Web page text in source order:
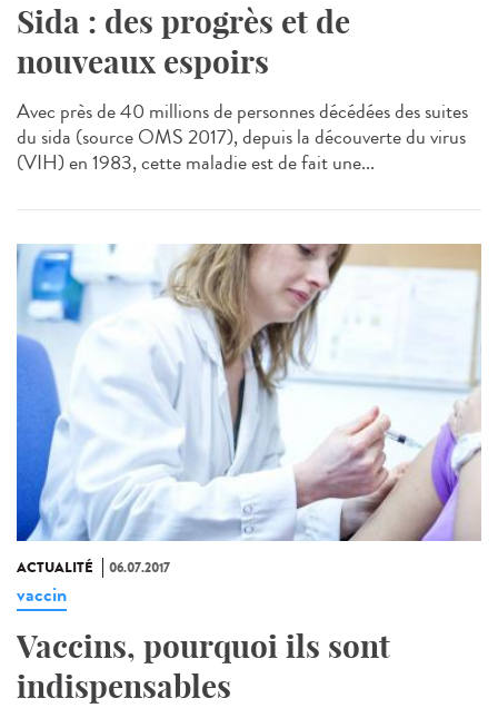
Sida : des progrès et de
nouveaux espoirs
Avec près de 40 millions de personnes décédées des suites
du sida (source OMS 2017), depuis la découverte du virus
(VIH) en 1983, cette maladie est de fait une...
ACTUALITÉ 06.07.2017
vaccin
Vaccins, pourquoi ils sont
indispensables